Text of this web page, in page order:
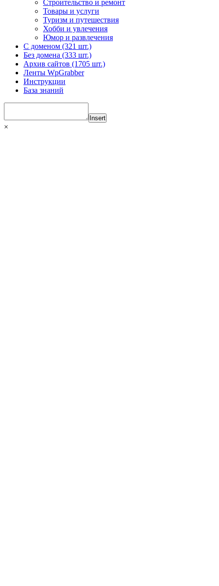
Строительство и ремонт
Товары и услуги
Туризм и путешествия
Хобби и увлечения
Юмор и развлечения
С доменом (321 шт.)
Без домена (333 шт.)
Архив сайтов (1705 шт.)
Ленты WpGrabber
Инструкции
База знаний
Insert
×